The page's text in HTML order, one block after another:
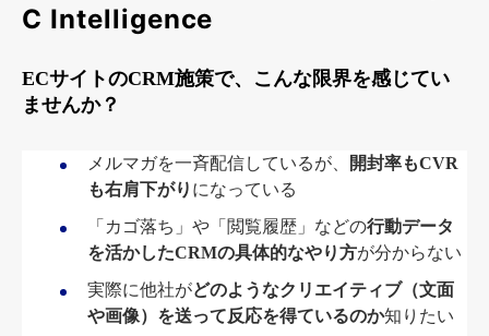
C Intelligence
ECサイトのCRM施策で、こんな限界を感じてい
ませんか？
メルマガを一斉配信しているが、
開封率もCVR
も右肩下がり になっている
「カゴ落ち」や「閲覧履歴」などの行動データ
を活かしたCRMの具体的なやり方が分からない
実際に他社がどのようなクリエイティブ（文面
や画像）を送って反応を得ているのか知りたい